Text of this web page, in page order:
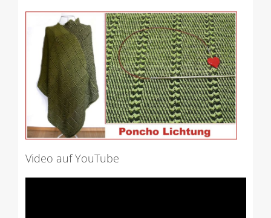
Video auf YouTube